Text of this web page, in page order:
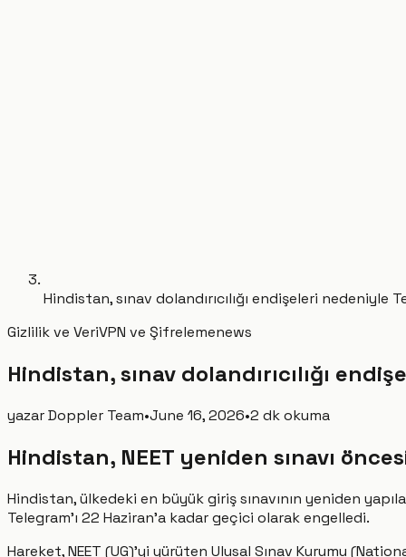
Hindistan, sınav dolandırıcılığı endişeleri nedeniyle
Gizlilik ve VeriVPN ve Şifrelemenews
Hindistan, sınav dolandırıcılığı
yazarDoppler Team•June 16, 2026•2 dk okuma
Hindistan, NEET yeniden sınavı
Hindistan, ülkedeki en büyük giriş sınavının yeniden
Telegram'ı 22 Haziran'a kadar geçici olarak engelledi.
Hareket, NEET (UG)'yi yürüten Ulusal Sınav Kurumu